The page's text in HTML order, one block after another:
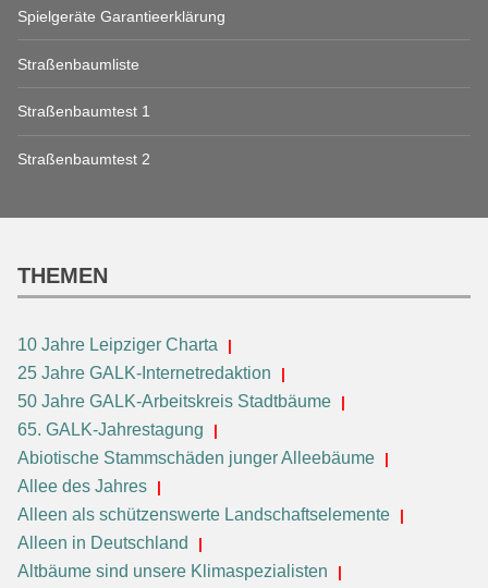
Spielgeräte Garantieerklärung
Straßenbaumliste
Straßenbaumtest 1
Straßenbaumtest 2
THEMEN
10 Jahre Leipziger Charta
25 Jahre GALK-Internetredaktion
50 Jahre GALK-Arbeitskreis Stadtbäume
65. GALK-Jahrestagung
Abiotische Stammschäden junger Alleebäume
Allee des Jahres
Alleen als schützenswerte Landschaftselemente
Alleen in Deutschland
Altbäume sind unsere Klimaspezialisten